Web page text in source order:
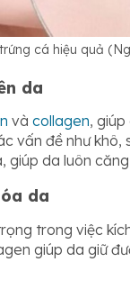
cá hiệu quả
da
và collagen,
vấn đề như
da luôn
da
trong việc
giúp da giữ